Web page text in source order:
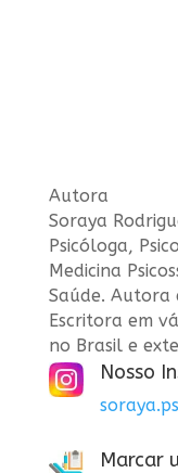
Autora
Soraya
Psicóloga,
Medicina
Saúde. Autora
Escritora em
no Brasil e
Nosso
Marcar